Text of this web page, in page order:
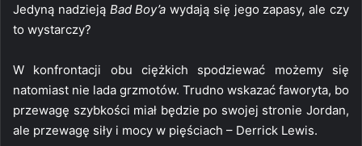
Jedyną nadzieją Bad Boy’a wydają się jego zapasy, ale czy
to wystarczy?
W konfrontacji obu ciężkich spodziewać możemy się
natomiast nie lada grzmotów. Trudno wskazać faworyta, bo
przewagę szybkości miał będzie po swojej stronie Jordan,
ale przewagę siły i mocy w pięściach – Derrick Lewis.